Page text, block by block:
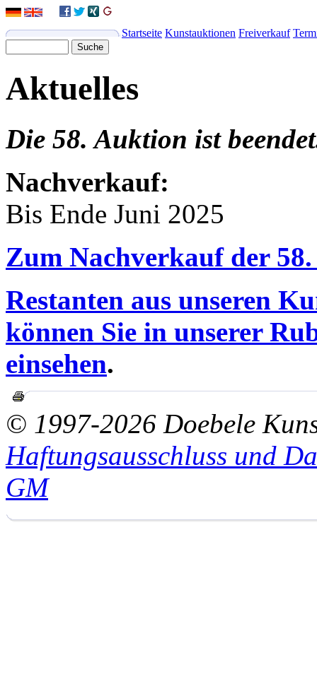
Startseite Kunstauktionen Freiverkauf
Aktuelles
Die 58. Auktion ist
Nachverkauf:
Bis Ende Juni 2025
Zum Nachverkauf der
Restanten aus unseren
können Sie in unserer
einsehen.
© 1997-2026 Doebele
Haftungsausschluss und
GM